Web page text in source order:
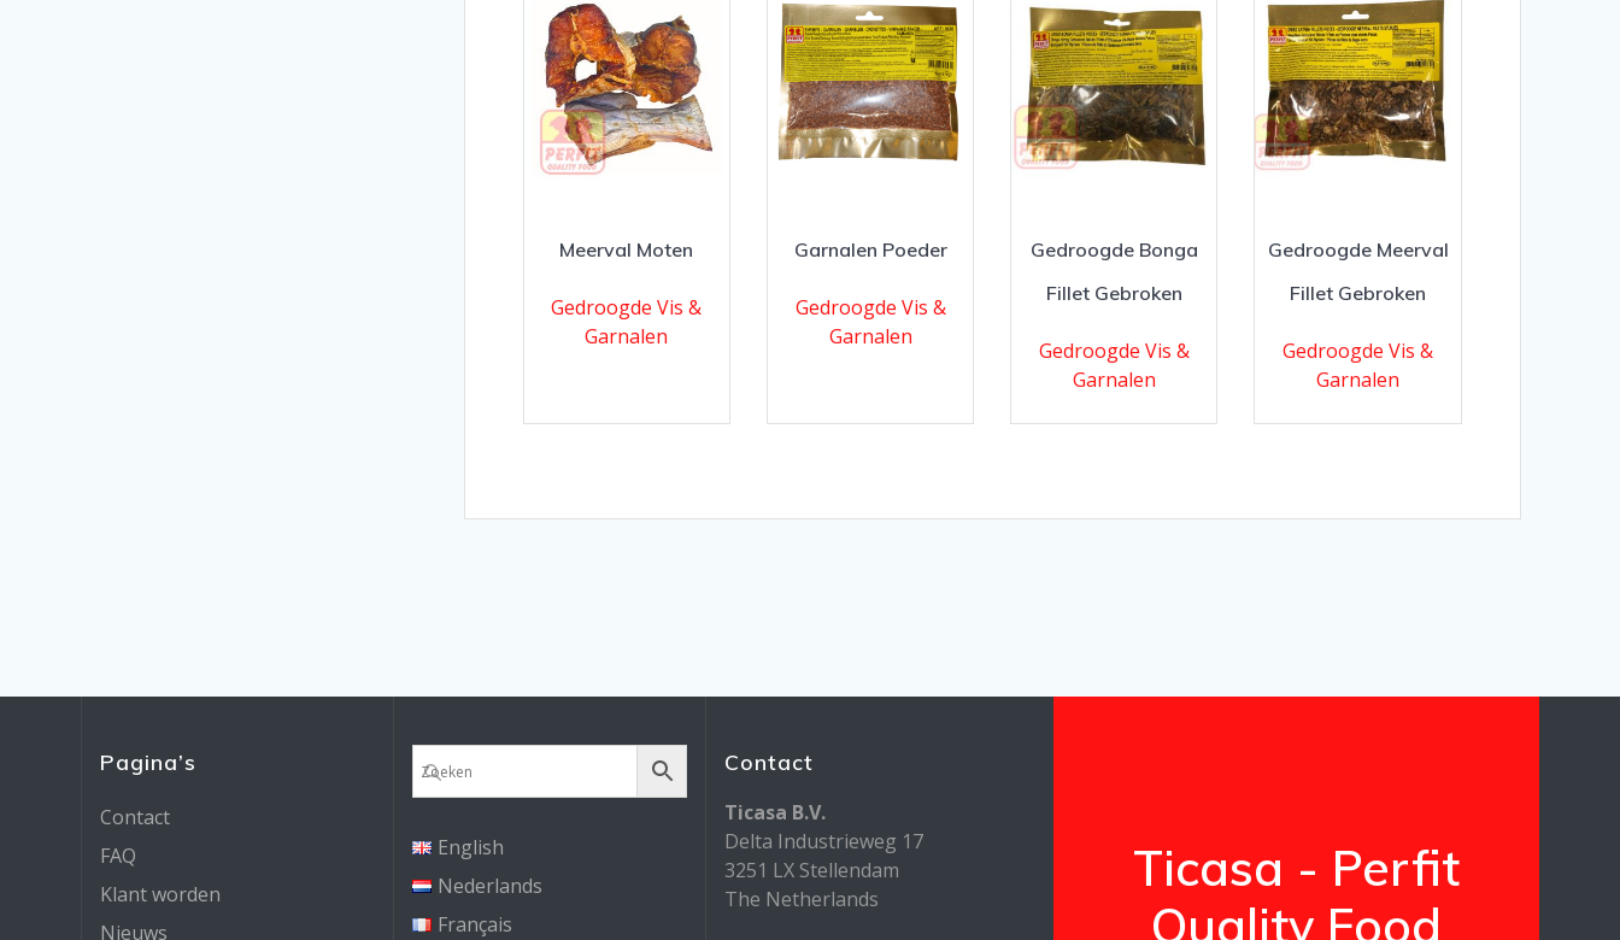
Meerval Moten
Gedroogde Vis &
Garnalen
Garnalen Poeder
Gedroogde Vis &
Garnalen
Gedroogde Bonga
Fillet Gebroken
Gedroogde Vis &
Garnalen
Gedroogde Meerval
Fillet Gebroken
Gedroogde Vis &
Garnalen
Pagina’s
Contact
FAQ
Klant worden
Nieuws
English
Nederlands
Français
Contact
Ticasa B.V.
Delta Industrieweg 17
3251 LX Stellendam
The Netherlands
Ticasa - Perfit
Quality Food